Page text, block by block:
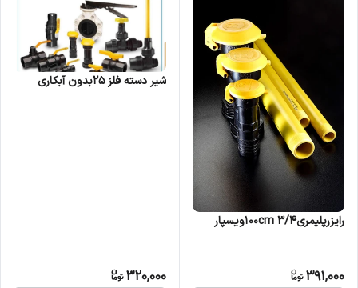
رایزرپلیمری۳/۴ ۱۰۰cmویسپار
391,000
شیر دسته فلز 25بدون آبکاری
320,000